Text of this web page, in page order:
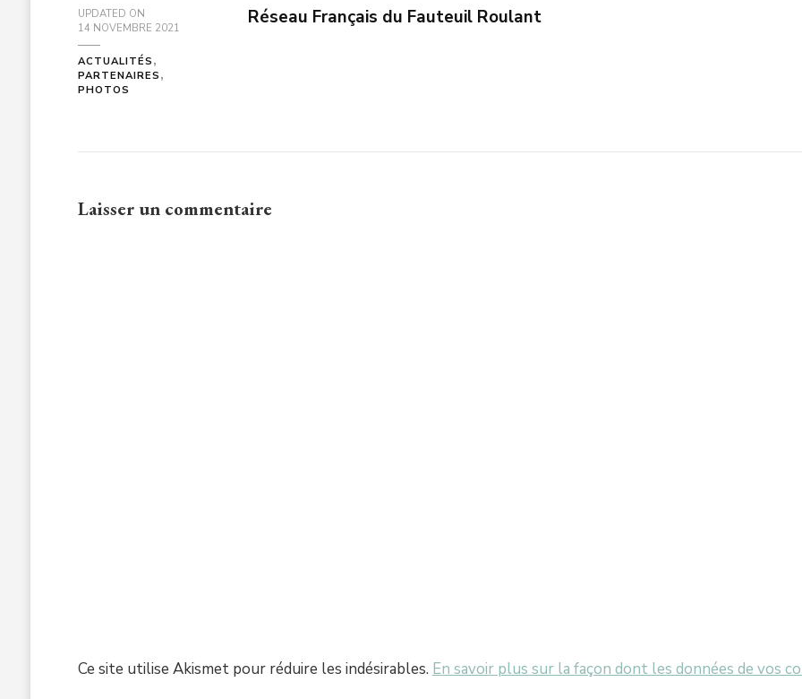
UPDATED ON
14 NOVEMBRE 2021
ACTUALITÉS
PARTENAIRES
PHOTOS
Réseau Français du Fauteuil Roulant
Laisser un commentaire
Ce site utilise Akismet pour réduire les indésirables. En savoir plus sur la façon dont les données de vos